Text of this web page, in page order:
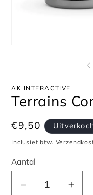
AK INTERACTIVE
Terrains
Normale
prijs
€9,50
Inclusief btw.
Aantal
Aantal